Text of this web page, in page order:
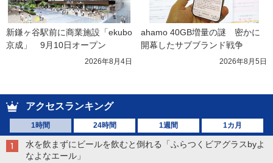
新鎌ヶ谷駅前に商業施設「ekubo
京成」　9月10日オープン
2026年8月4日
ahamo 40GB増量の謎　密かに
開幕したサブブランド戦争
2026年8月5日
アクセスランキング
1時間 24時間 1週間 1カ月
水を飲まずにビールを飲むと倒れる「ふらつくビアグラスbyよ
なよなエール」